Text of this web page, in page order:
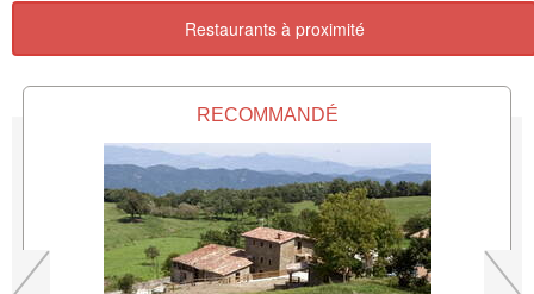
Restaurants à proximité
RECOMMANDÉ